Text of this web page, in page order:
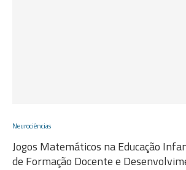
Neurociências
Jogos Matemáticos na Educação
de Formação Docente e